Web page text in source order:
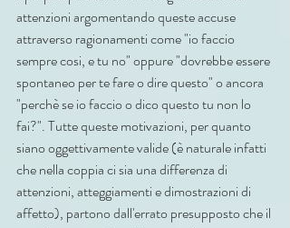
attenzioni argomentando queste accuse
attraverso ragionamenti come "io faccio
sempre cosi, e tu no" oppure "dovrebbe essere
spontaneo per te fare o dire questo" o ancora
"perchè se io faccio o dico questo tu non lo
fai?". Tutte queste motivazioni, per quanto
siano oggettivamente valide (è naturale infatti
che nella coppia ci sia una differenza di
attenzioni, atteggiamenti e dimostrazioni di
affetto), partono dall'errato presupposto che il